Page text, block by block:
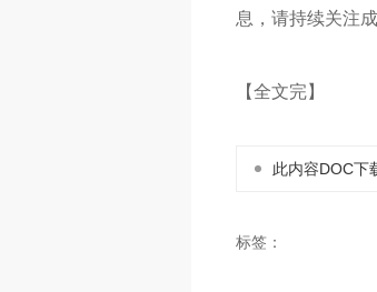
息，请持续关注
【全文完】
此内容DOC下
标签：